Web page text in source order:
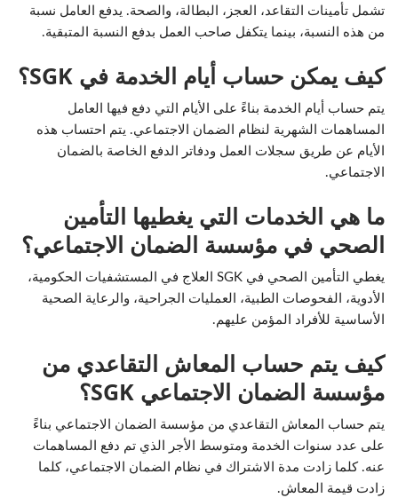
تشمل تأمينات التقاعد، العجز، البطالة، والصحة. يدفع العامل نسبة
من هذه النسبة، بينما يتكفل صاحب العمل بدفع النسبة المتبقية.
كيف يمكن حساب أيام الخدمة في SGK؟
يتم حساب أيام الخدمة بناءً على الأيام التي دفع فيها العامل
المساهمات الشهرية لنظام الضمان الاجتماعي. يتم احتساب هذه
الأيام عن طريق سجلات العمل ودفاتر الدفع الخاصة بالضمان
الاجتماعي.
ما هي الخدمات التي يغطيها التأمين
الصحي في مؤسسة الضمان الاجتماعي؟
يغطي التأمين الصحي في SGK العلاج في المستشفيات الحكومية،
الأدوية، الفحوصات الطبية، العمليات الجراحية، والرعاية الصحية
الأساسية للأفراد المؤمن عليهم.
كيف يتم حساب المعاش التقاعدي من
مؤسسة الضمان الاجتماعي SGK؟
يتم حساب المعاش التقاعدي من مؤسسة الضمان الاجتماعي بناءً
على عدد سنوات الخدمة ومتوسط الأجر الذي تم دفع المساهمات
عنه. كلما زادت مدة الاشتراك في نظام الضمان الاجتماعي، كلما
زادت قيمة المعاش.